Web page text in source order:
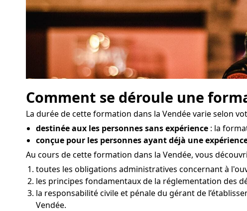
Comment se déroule une
La durée de cette formation dans la Vendée varie selon
destinée aux les personnes sans expérience : la
conçue pour les personnes ayant déjà une
Au cours de cette formation dans la Vendée, vous
toutes les obligations administratives concernant à
les principes fondamentaux de la réglementation des
la responsabilité civile et pénale du gérant de
Vendée.